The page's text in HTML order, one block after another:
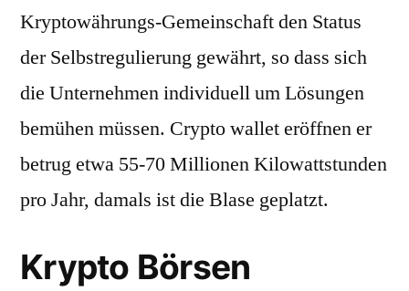
Kryptowährungs-Gemeinschaft den Status
der Selbstregulierung gewährt, so dass sich
die Unternehmen individuell um Lösungen
bemühen müssen. Crypto wallet eröffnen er
betrug etwa 55-70 Millionen Kilowattstunden
pro Jahr, damals ist die Blase geplatzt.
Krypto Börsen